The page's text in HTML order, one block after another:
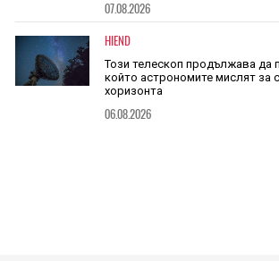
07.08.2026
HIEND
Този телескоп продължава да
който астрономите мислят за
хоризонта
06.08.2026